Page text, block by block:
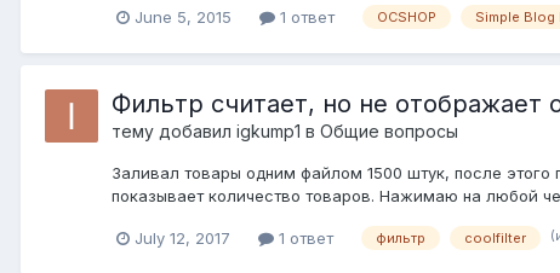
June 5, 2015 1 ответ OCSHOP Simple Blog
Фильтр считает, но не отображает
тему добавил igkump1 в Общие вопросы
Заливал товары одним файлом 1500 штук, после этого
показывает количество товаров. Нажимаю на любой
July 12, 2017 1 ответ фильтр coolfilter